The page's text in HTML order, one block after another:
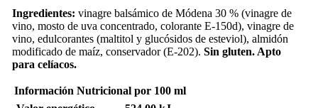
Ingredientes: vinagre balsámico de Módena 30 % (vinagre de
vino, mosto de uva concentrado, colorante E-150d), vinagre de
vino, edulcorantes (maltitol y glucósidos de esteviol), almidón
modificado de maíz, conservador (E-202). Sin gluten. Apto
para celíacos.
Información Nutricional por 100 ml